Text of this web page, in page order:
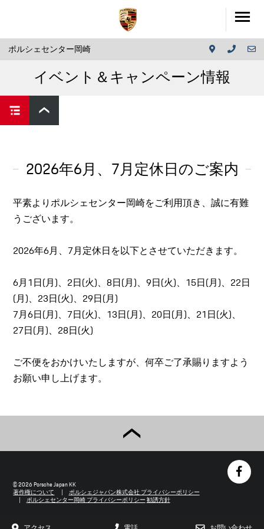
ポルシェセンター岡崎
イベント＆キャンペーン情報
2026年6月、7月定休日のご案内
平素よりポルシェセンター岡崎をご利用頂き、誠に有難
うございます。
2026年6月、7月定休日を以下とさせていただきます。
6月1日(月)、2日(火)、8日(月)、9日(火)、15日(月)、22日
(月)、23日(火)、29日(月)
7月6日(月)、7日(火)、13日(月)、20日(月)、21日(火)、
27日(月)、28日(火)
ご不便をおかけいたしますが、何卒ご了承賜りますよう
お願い申し上げます。
© 2026 Porsche Japan KK
著作権について
ポルシェジャパン株式会社 プライバシーポリシー
ポルシェセンター岡崎 プライバシーポリシー 勧誘方針